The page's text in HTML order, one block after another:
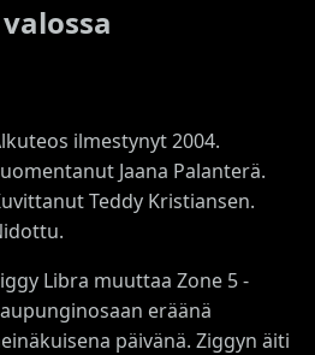
ilmestynyt 2004.
Jaana Palanterä.
Teddy Kristiansen.
Libra muuttaa Zone 5 -
eräänä
päivänä. Ziggyn äiti